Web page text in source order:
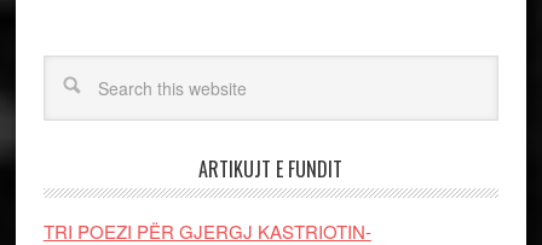
ARTIKUJT E FUNDIT
TRI POEZI PËR GJERGJ KASTRIOTIN-